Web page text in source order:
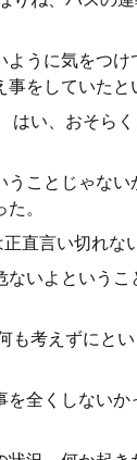
うに気をつ
をしていたと
はい、おそら
ことじゃな
。
直言い切れな
いよという
も考えずにと
全くしない